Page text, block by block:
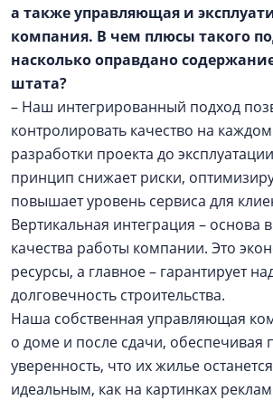
а также управляющая и
компания. В чем плюсы такого
насколько оправдано
штата?
– Наш интегрированный подход
контролировать качество на каждом
разработки проекта до
принцип снижает риски,
повышает уровень сервиса для
Вертикальная интеграция – основа
качества работы компании. Это
ресурсы, а главное – гарантирует
долговечность строительства.
Наша собственная управляющая
о доме и после сдачи, обеспечивая
уверенность, что их жилье
идеальным, как на картинках